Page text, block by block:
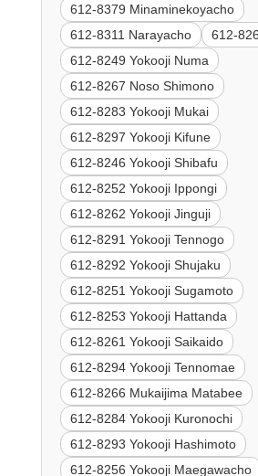
612-8379 Minaminekoyacho
612-8311 Narayacho
612-
612-8249 Yokooji Numa
612-8267 Noso Shimono
612-8283 Yokooji Mukai
612-8297 Yokooji Kifune
612-8246 Yokooji Shibafu
612-8252 Yokooji Ippongi
612-8262 Yokooji Jinguji
612-8291 Yokooji Tennogo
612-8292 Yokooji Shujaku
612-8251 Yokooji Sugamoto
612-8253 Yokooji Hattanda
612-8261 Yokooji Saikaido
612-8294 Yokooji Tennomae
612-8266 Mukaijima Matabee
612-8284 Yokooji Kuronochi
612-8293 Yokooji Hashimoto
612-8256 Yokooji Maegawacho